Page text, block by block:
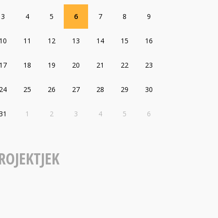
3 4 5 6 7 8 9
11 12 13 14 15 16
18 19 20 21 22 23
25 26 27 28 29 30
1 2 3 4 5 6